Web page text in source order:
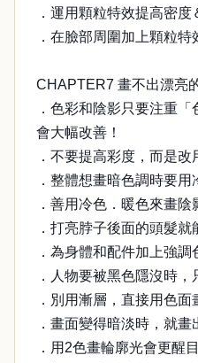
．運用顆粒特效提高密度
．在臉部周圍加上顆粒
CHAPTER7 畫不出漂亮
．色彩和陰影只要注重
會大幅改善！
．不要提高彩度，而是改
．整體想畫暗色調時要用
．善用冷色．暖色來畫
．打亮脖子後面的頭髮就
．為身體和配件加上強調
．人物要被黑色隱沒時
．別用漸層，直接用色面
．畫面變得暗淡時，就
．用2色畫輪廓光會更醒目